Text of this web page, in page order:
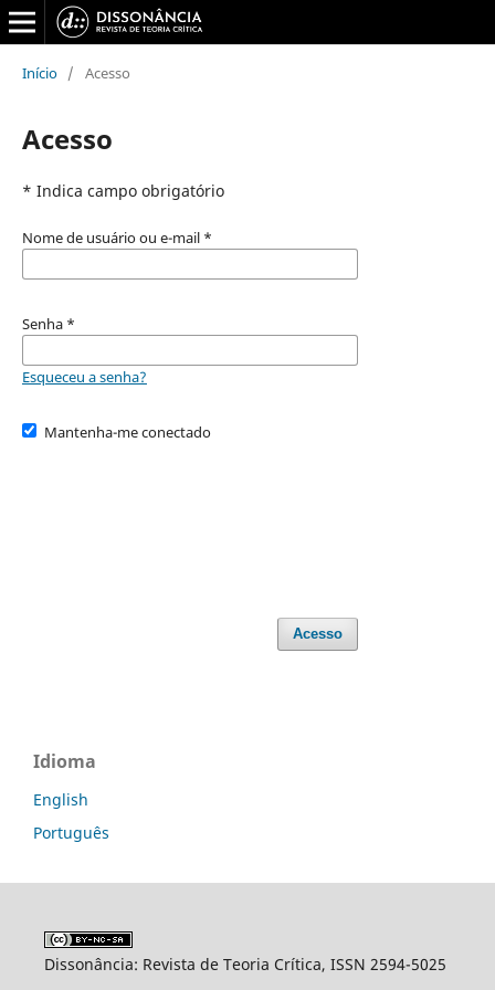
Início / Acesso
Acesso
* Indica campo obrigatório
Nome de usuário ou e-mail *
Senha *
Esqueceu a senha?
Mantenha-me conectado
Acesso
Idioma
English
Português
Dissonância: Revista de Teoria Crítica, ISSN 2594-5025